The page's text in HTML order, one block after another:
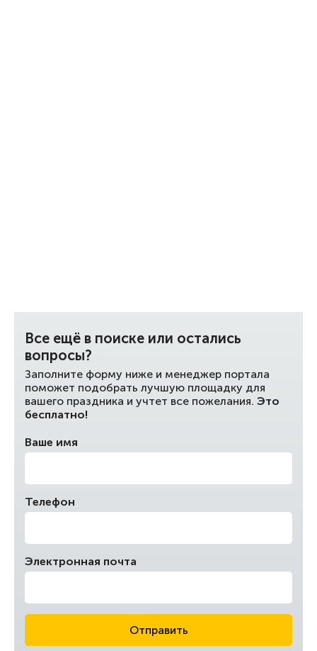
Все ещё в поиске или остались
вопросы?
Заполните форму ниже и менеджер портала
поможет подобрать лучшую площадку для
вашего праздника и учтет все пожелания. Это
бесплатно!
Ваше имя
Телефон
Электронная почта
Отправить